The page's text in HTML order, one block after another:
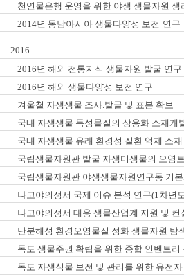
천연물은행 운영을 위한 야생 생물자원
2014년 동남아시아 생물다양성 보전·연구
2016
2016년 해외 전통지식 생물자원 발굴 연구
2016년 해외 생물다양성 보전 연구
겨울철 자생생물 조사.발굴 및 표본 확보
국내 자생생물 독성물질의 상용화 소재개
국내 자생생물 유래 환경성 질환 억제 소
국립생물자원관 발굴 자생미생물의 오염
국립생물자원관 야생생물자원연구동 기
나고야의정서 국제 이슈 분석 연구(1차년
나고야의정서 대응 생물산업계 지원 및 컨
난분해성 환경오염물질 정화 생물자원 탐
독도 생물주권 확립을 위한 종합 인벤토리
독도 자생식물 보전 및 관리를 위한 유전